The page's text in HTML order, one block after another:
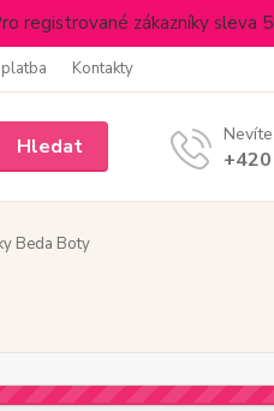
registrované zákazníky sleva
Kontakty
Hledat
Beda Boty